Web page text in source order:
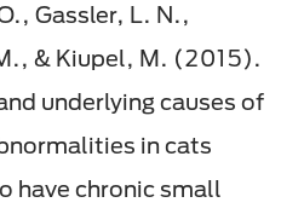
Gassler, L. N.,
& Kiupel, M. (2015).
underlying causes of
in cats
have chronic small